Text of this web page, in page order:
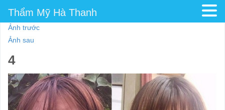
Ảnh trước
Ảnh sau
4
Thẩm Mỹ Hà Thanh